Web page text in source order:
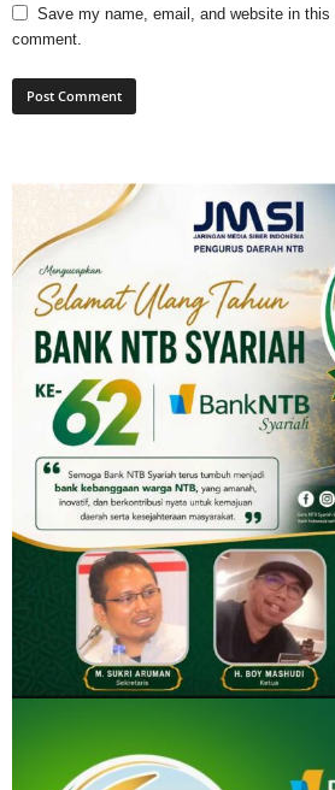
Save my name, email, and website in this
comment.